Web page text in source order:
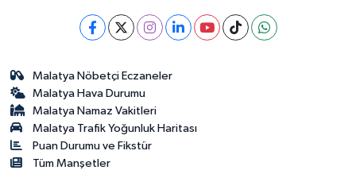
Malatya Nöbetçi Eczaneler
Malatya Hava Durumu
Malatya Namaz Vakitleri
Malatya Trafik Yoğunluk Haritası
Puan Durumu ve Fikstür
Tüm Manşetler